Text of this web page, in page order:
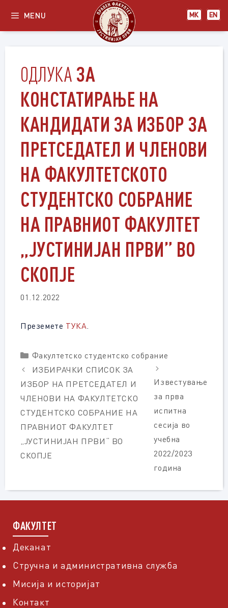
content
МК EN
MENU
ОДЛУКА ЗА
КОНСТАТИРАЊЕ НА
КАНДИДАТИ ЗА ИЗБОР ЗА
ПРЕТСЕДАТЕЛ И ЧЛЕНОВИ
НА ФАКУЛТЕТСКОТО
СТУДЕНТСКО СОБРАНИЕ
НА ПРАВНИОТ ФАКУЛТЕТ
„ЈУСТИНИЈАН ПРВИ” ВО
СКОПЈЕ
01.12.2022
Преземете ТУКА.
Categories
Факултетско студентско собрание
ИЗБИРАЧКИ СПИСОК ЗА
ИЗБОР НА ПРЕТСЕДАТЕЛ И
ЧЛЕНОВИ НА ФАКУЛТЕТСКО
СТУДЕНТСКО СОБРАНИЕ НА
ПРАВНИОТ ФАКУЛТЕТ
„ЈУСТИНИЈАН ПРВИ“ ВО
СКОПЈЕ
Известување
за прва
испитна
сесија во
учебна
2022/2023
година
ФАКУЛТЕТ
Деканат
Стручна и административна служба
Мисија и историјат
Контакт